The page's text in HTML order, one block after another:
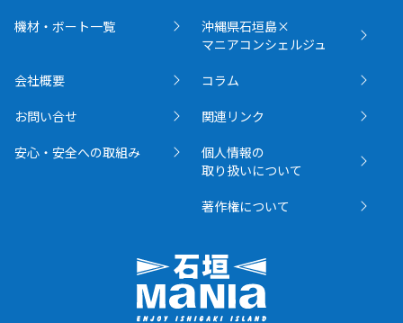
機材・ボート一覧
沖縄県石垣島×
マニアコンシェルジュ
会社概要
お問い合せ
安心・安全への取組み
コラム
関連リンク
個人情報の
取り扱いについて
著作権について